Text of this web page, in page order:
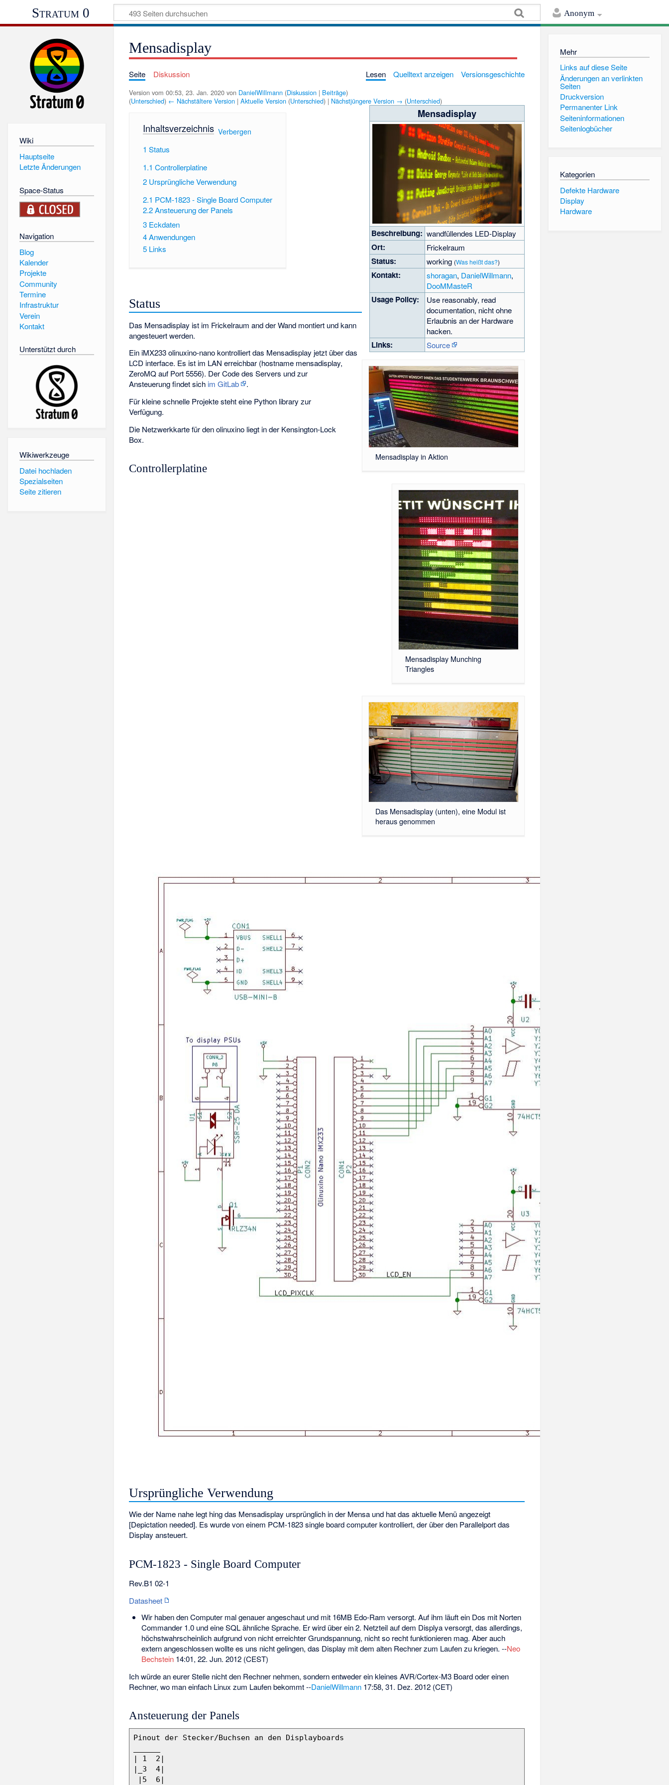
Anonym
Stratum 0
Wiki
Hauptseite
Letzte Änderungen
Space-Status
Navigation
Blog
Kalender
Projekte
Community
Termine
Infrastruktur
Verein
Kontakt
Unterstützt durch
Wikiwerkzeuge
Datei hochladen
Spezialseiten
Seite zitieren
Mehr
Links auf diese Seite
Änderungen an verlinkten
Seiten
Druckversion
Permanenter Link
Seiten­informationen
Seitenlogbücher
Kategorien
Defekte Hardware
Display
Hardware
Mensadisplay
Seite Diskussion Lesen Quelltext anzeigen Versionsgeschichte
Version vom 00:53, 23. Jan. 2020 von DanielWillmann (Diskussion | Beiträge)
(Unterschied) ← Nächstältere Version |Aktuelle Version (Unterschied) | Nächstjüngere Version → (Unterschied)
Mensadisplay
Beschreibung: wandfüllendes LED-Display
Ort: Frickelraum
Status: working (Was heißt das?)
Kontakt: shoragan, DanielWillmann,
DooMMasteR
Usage Policy:
Use reasonably, read
documentation, nicht ohne
Erlaubnis an der Hardware
hacken.
Links: Source
Mensadisplay in Aktion
Mensadisplay Munching
Triangles
Das Mensadisplay (unten), eine Modul ist
heraus genommen
Inhaltsverzeichnis[ Verbergen
1 Status
1.1 Controllerplatine
2 Ursprüngliche Verwendung
2.1 PCM-1823 - Single Board Computer
2.2Ansteuerung der Panels
3 Eckdaten
4Anwendungen
5 Links
Status
Das Mensadisplay ist im Frickelraum and der Wand montiert und kann
angesteuert werden.
Ein iMX233 olinuxino-nano kontrolliert das Mensadisplay jetzt über das
LCD interface. Es ist im LAN erreichbar (hostname mensadisplay,
ZeroMQ auf Port 5556). Der Code des Servers und zur
Ansteuerung findet sich im GitLab
.
Für kleine schnelle Projekte steht eine Python library zur
Verfügung.
Die Netzwerkkarte für den olinuxino liegt in der Kensington-Lock
Box.
Controllerplatine
Ursprüngliche Verwendung
Wie der Name nahe legt hing das Mensadisplay ursprünglich in der Mensa und hat das aktuelle Menü angezeigt
[Depictation needed]. Es wurde von einem PCM-1823 single board computer kontrolliert, der über den Parallelport das
Display ansteuert.
PCM-1823 - Single Board Computer
Rev.B1 02-1
Datasheet
Wir haben den Computer mal genauer angeschaut und mit 16MB Edo-Ram versorgt. Auf ihm läuft ein Dos mit Norten
Commander 1.0 und eine SQL ähnliche Sprache. Er wird über ein 2. Netzteil auf dem Displya versorgt, das allerdings,
höchstwahrscheinlich aufgrund von nicht erreichter Grundspannung, nicht so recht funktionieren mag. Aber auch
extern angeschlossen wollte es uns nicht gelingen, das Display mit dem alten Rechner zum Laufen zu kriegen. --Neo
Bechstein14:01, 22. Jun. 2012 (CEST)
Ich würde an eurer Stelle nicht den Rechner nehmen, sondern entweder ein kleines AVR/Cortex-M3 Board oder einen
Rechner, wo man einfach Linux zum Laufen bekommt --DanielWillmann 17:58, 31. Dez. 2012 (CET)
Ansteuerung der Panels
Pinout der Stecker/Buchsen an den Displayboards
| 1  2|
|_3  4|